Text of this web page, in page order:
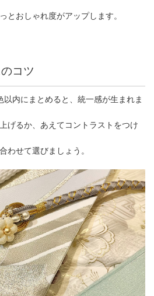
とおしゃれ度がアップします。
コツ
以内にまとめると、統一感が生まれま
げるか、あえてコントラストをつけ
わせて選びましょう。